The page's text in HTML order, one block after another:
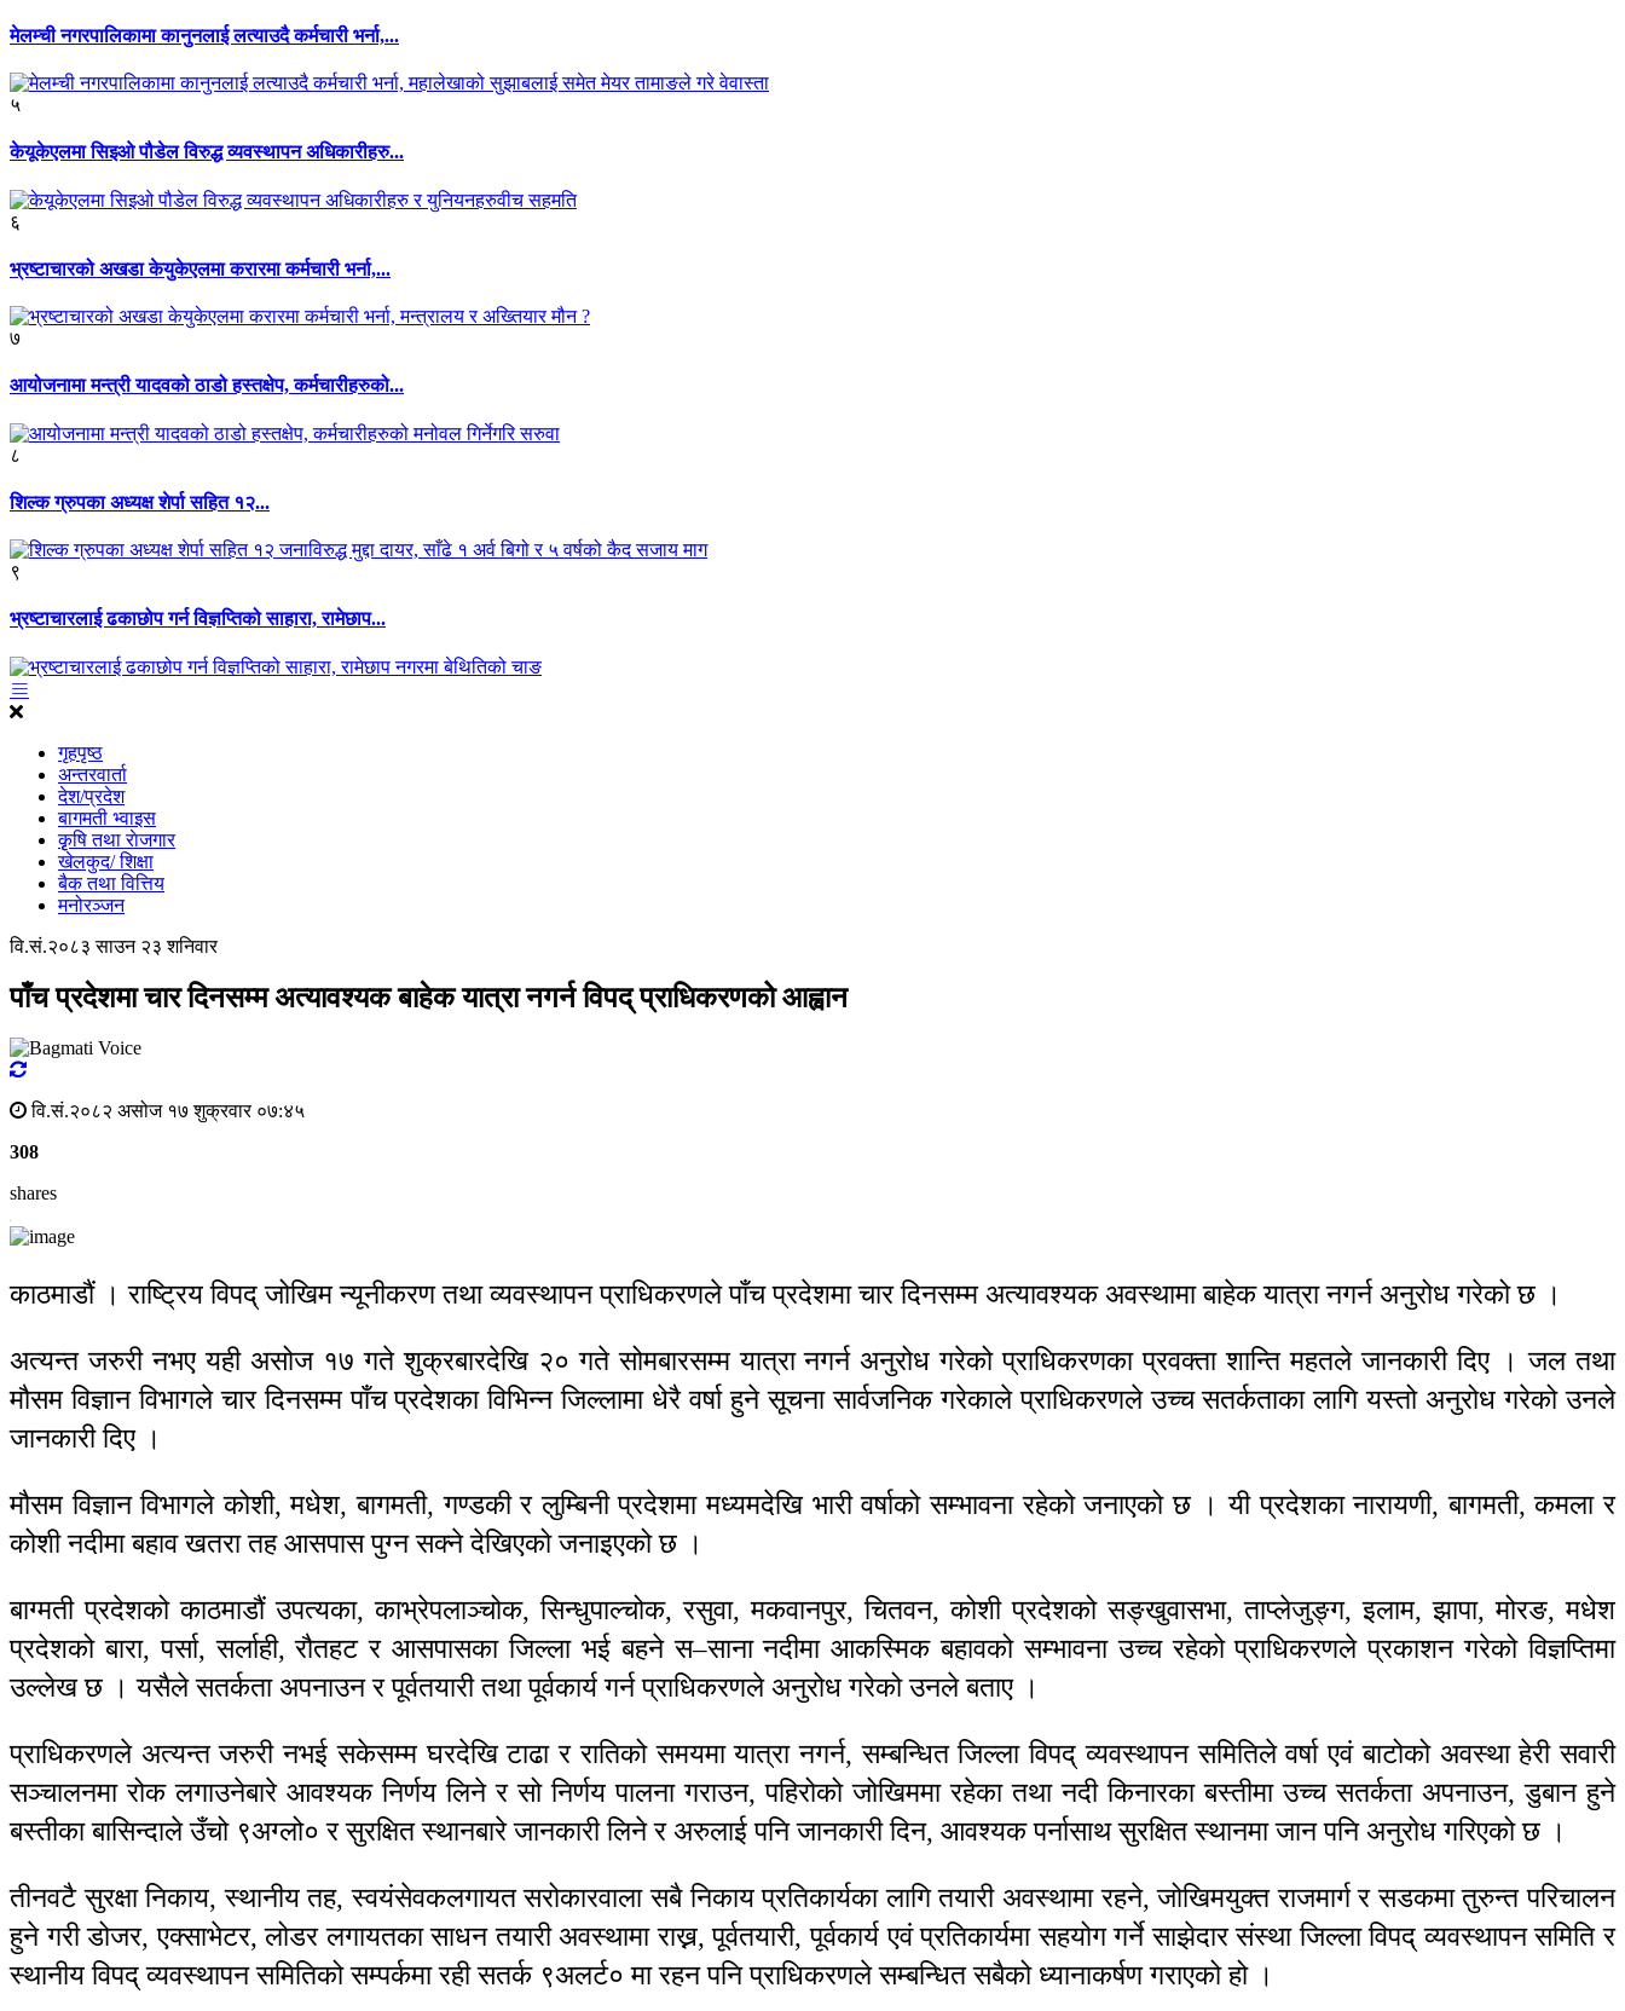
मेलम्ची नगरपालिकामा कानुनलाई लत्याउदै कर्मचारी भर्ना,...
५
केयूकेएलमा सिइओ पौडेल विरुद्ध व्यवस्थापन अधिकारीहरु...
६
भ्रष्टाचारको अखडा केयुकेएलमा करारमा कर्मचारी भर्ना,...
७
आयोजनामा मन्त्री यादवको ठाडो हस्तक्षेप, कर्मचारीहरुको...
८
शिल्क ग्रुपका अध्यक्ष शेर्पा सहित १२...
९
भ्रष्टाचारलाई ढकाछोप गर्न विज्ञप्तिको साहारा, रामेछाप...
गृहपृष्ठ
अन्तरवार्ता
देश/प्रदेश
बागमती भ्वाइस
कृृषि तथा राेजगार
खेलकुद/ शिक्षा
बैक तथा वित्तिय
मनोरञ्जन
वि.सं.२०८३ साउन २३ शनिवार
पाँच प्रदेशमा चार दिनसम्म अत्यावश्यक बाहेक यात्रा नगर्न विपद् प्राधिकरणको आह्वान
वि.सं.२०८२ असोज १७ शुक्रवार ०७:४५
308
shares
काठमाडौं । राष्ट्रिय विपद् जोखिम न्यूनीकरण तथा व्यवस्थापन प्राधिकरणले पाँच प्रदेशमा चार दिनसम्म अत्यावश्यक अवस्थामा बाहेक यात्रा नगर्न अनुरोध गरेको छ ।
अत्यन्त जरुरी नभए यही असोज १७ गते शुक्रबारदेखि २० गते सोमबारसम्म यात्रा नगर्न अनुरोध गरेको प्राधिकरणका प्रवक्ता शान्ति महतले जानकारी दिए । जल तथा
मौसम विज्ञान विभागले चार दिनसम्म पाँच प्रदेशका विभिन्न जिल्लामा धेरै वर्षा हुने सूचना सार्वजनिक गरेकाले प्राधिकरणले उच्च सतर्कताका लागि यस्तो अनुरोध गरेको उनले
जानकारी दिए ।
मौसम विज्ञान विभागले कोशी, मधेश, बागमती, गण्डकी र लुम्बिनी प्रदेशमा मध्यमदेखि भारी वर्षाको सम्भावना रहेको जनाएको छ । यी प्रदेशका नारायणी, बागमती, कमला र
कोशी नदीमा बहाव खतरा तह आसपास पुग्न सक्ने देखिएको जनाइएको छ ।
बाग्मती प्रदेशको काठमाडौं उपत्यका, काभ्रेपलाञ्चोक, सिन्धुपाल्चोक, रसुवा, मकवानपुर, चितवन, कोशी प्रदेशको सङ्खुवासभा, ताप्लेजुङ्ग, इलाम, झापा, मोरङ, मधेश
प्रदेशको बारा, पर्सा, सर्लाही, रौतहट र आसपासका जिल्ला भई बहने स–साना नदीमा आकस्मिक बहावको सम्भावना उच्च रहेको प्राधिकरणले प्रकाशन गरेको विज्ञप्तिमा
उल्लेख छ । यसैले सतर्कता अपनाउन र पूर्वतयारी तथा पूर्वकार्य गर्न प्राधिकरणले अनुरोध गरेको उनले बताए ।
प्राधिकरणले अत्यन्त जरुरी नभई सकेसम्म घरदेखि टाढा र रातिको समयमा यात्रा नगर्न, सम्बन्धित जिल्ला विपद् व्यवस्थापन समितिले वर्षा एवं बाटोको अवस्था हेरी सवारी
सञ्चालनमा रोक लगाउनेबारे आवश्यक निर्णय लिने र सो निर्णय पालना गराउन, पहिरोको जोखिममा रहेका तथा नदी किनारका बस्तीमा उच्च सतर्कता अपनाउन, डुबान हुने
बस्तीका बासिन्दाले उँचो ९अग्लो० र सुरक्षित स्थानबारे जानकारी लिने र अरुलाई पनि जानकारी दिन, आवश्यक पर्नासाथ सुरक्षित स्थानमा जान पनि अनुरोध गरिएको छ ।
तीनवटै सुरक्षा निकाय, स्थानीय तह, स्वयंसेवकलगायत सरोकारवाला सबै निकाय प्रतिकार्यका लागि तयारी अवस्थामा रहने, जोखिमयुक्त राजमार्ग र सडकमा तुरुन्त परिचालन
हुने गरी डोजर, एक्साभेटर, लोडर लगायतका साधन तयारी अवस्थामा राख्न, पूर्वतयारी, पूर्वकार्य एवं प्रतिकार्यमा सहयोग गर्ने साझेदार संस्था जिल्ला विपद् व्यवस्थापन समिति र
स्थानीय विपद् व्यवस्थापन समितिको सम्पर्कमा रही सतर्क ९अलर्ट० मा रहन पनि प्राधिकरणले सम्बन्धित सबैको ध्यानाकर्षण गराएको हो ।